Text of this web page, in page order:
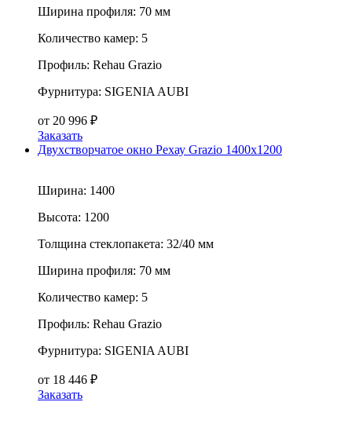
Ширина профиля: 70 мм
Количество камер: 5
Профиль: Rehau Grazio
Фурнитура: SIGENIA AUBI
от 20 996 ₽
Заказать
Двухстворчатое окно Рехау Grazio 1400x1200
Ширина: 1400
Высота: 1200
Толщина стеклопакета: 32/40 мм
Ширина профиля: 70 мм
Количество камер: 5
Профиль: Rehau Grazio
Фурнитура: SIGENIA AUBI
от 18 446 ₽
Заказать